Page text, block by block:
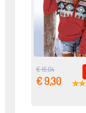
€ 16,04
€ 9,30